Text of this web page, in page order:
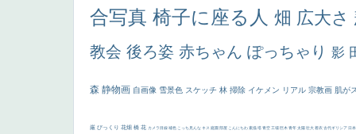
合写真 椅子に座る人 畑 広大さ
教会 後ろ姿 赤ちゃん ぽっちゃり 影
森 静物画 自画像 雪景色 スケッチ 林 掃除 イケメン リアル 宗教画 肌が
厳 びっくり 花畑 橋 花 カメラ目線 補色 こっち見んな キス 庭園 部屋 こんにちわ 素描 塔 青空 工場 巨木 青年 太陽 壮大 着衣 古代ギリシア 日